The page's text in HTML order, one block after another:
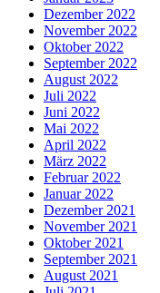
Dezember 2022
November 2022
Oktober 2022
September 2022
August 2022
Juli 2022
Juni 2022
Mai 2022
April 2022
März 2022
Februar 2022
Januar 2022
Dezember 2021
November 2021
Oktober 2021
September 2021
August 2021